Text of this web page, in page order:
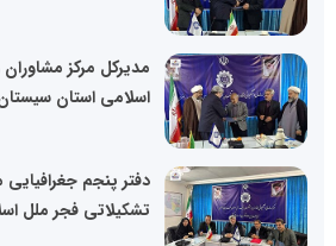
مدیرکل مرکز
اسلامی استان
دفتر پنجم جغرافیایی
تشکیلاتی فجر ملل